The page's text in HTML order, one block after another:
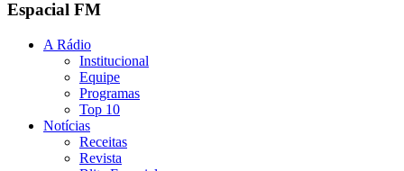
Espacial FM
A Rádio
Institucional
Equipe
Programas
Top 10
Notícias
Receitas
Revista